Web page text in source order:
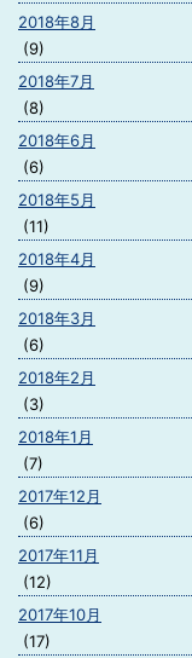
2018年8月
(9)
2018年7月
(8)
2018年6月
(6)
2018年5月
(11)
2018年4月
(9)
2018年3月
(6)
2018年2月
(3)
2018年1月
(7)
2017年12月
(6)
2017年11月
(12)
2017年10月
(17)